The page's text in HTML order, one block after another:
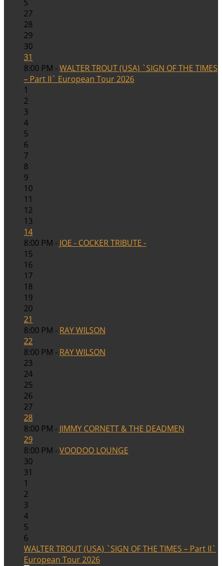
S
27
28
29
30
31
8:00 PM -WALTER TROUT (USA) `SIGN OF THE TIMES
– Part II` European Tour 2026
1
2
3
4
5
6
7
8
9
10
11
12
13
14
8:00 PM - JOE - COCKER TRIBUTE -
15
16
17
18
19
20
21
8:00 PM - RAY WILSON
22
8:00 PM - RAY WILSON
23
24
25
26
27
28
8:00 PM - JIMMY CORNETT & THE DEADMEN
29
8:00 PM -VOODOO LOUNGE
30
31
1
2
3
4
5
6
WALTER TROUT (USA) `SIGN OF THE TIMES – Part II`
European Tour 2026